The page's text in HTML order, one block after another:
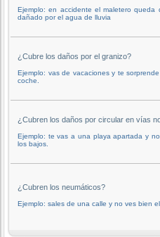
Ejemplo: en accidente el maletero
dañado por el agua de lluvia
¿Cubre los daños por el granizo?
Ejemplo: vas de vacaciones y te
coche.
¿Cubren los daños por circular en vías
Ejemplo: te vas a una playa apartada y
los bajos.
¿Cubren los neumáticos?
Ejemplo: sales de una calle y no ves bien